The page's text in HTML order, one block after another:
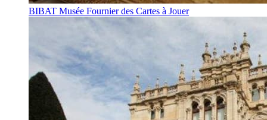
BIBAT Musée Fournier des Cartes à Jouer